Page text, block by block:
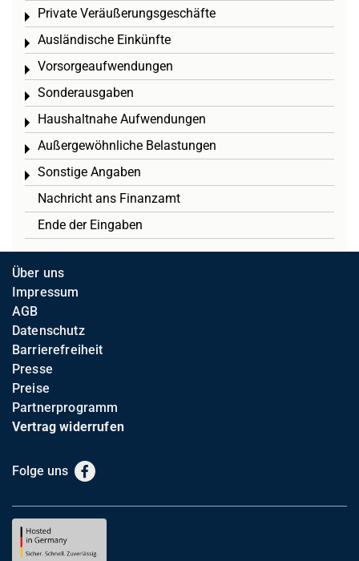
Private Veräußerungsgeschäfte
Toggle menu
Ausländische Einkünfte
Toggle menu
Vorsorgeaufwendungen
Toggle menu
Sonderausgaben
Toggle menu
Haushaltnahe Aufwendungen
Toggle menu
Außergewöhnliche Belastungen
Toggle menu
Sonstige Angaben
Toggle menu
Nachricht ans Finanzamt
Ende der Eingaben
Über uns
Impressum
AGB
Datenschutz
Barrierefreiheit
Presse
Preise
Partnerprogramm
Vertrag widerrufen
Folge uns Facebook